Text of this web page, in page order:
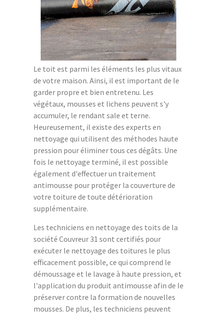
Le toit est parmi les éléments les plus vitaux
de votre maison. Ainsi, il est important de le
garder propre et bien entretenu. Les
végétaux, mousses et lichens peuvent s'y
accumuler, le rendant sale et terne.
Heureusement, il existe des experts en
nettoyage qui utilisent des méthodes haute
pression pour éliminer tous ces dégâts. Une
fois le nettoyage terminé, il est possible
également d'effectuer un traitement
antimousse pour protéger la couverture de
votre toiture de toute détérioration
supplémentaire.
Les techniciens en nettoyage des toits de la
société Couvreur 31 sont certifiés pour
exécuter le nettoyage des toitures le plus
efficacement possible, ce qui comprend le
démoussage et le lavage à haute pression, et
l'application du produit antimousse afin de le
préserver contre la formation de nouvelles
mousses. De plus, les techniciens peuvent